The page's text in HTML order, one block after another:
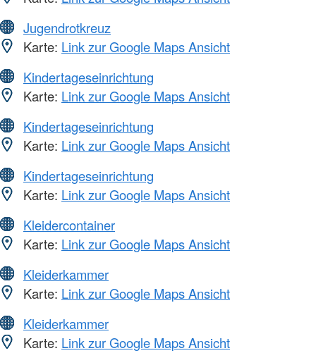
Jugendrotkreuz
Karte: Link zur Google Maps Ansicht
Kindertageseinrichtung
Karte: Link zur Google Maps Ansicht
Kindertageseinrichtung
Karte: Link zur Google Maps Ansicht
Kindertageseinrichtung
Karte: Link zur Google Maps Ansicht
Kleidercontainer
Karte: Link zur Google Maps Ansicht
Kleiderkammer
Karte: Link zur Google Maps Ansicht
Kleiderkammer
Karte: Link zur Google Maps Ansicht